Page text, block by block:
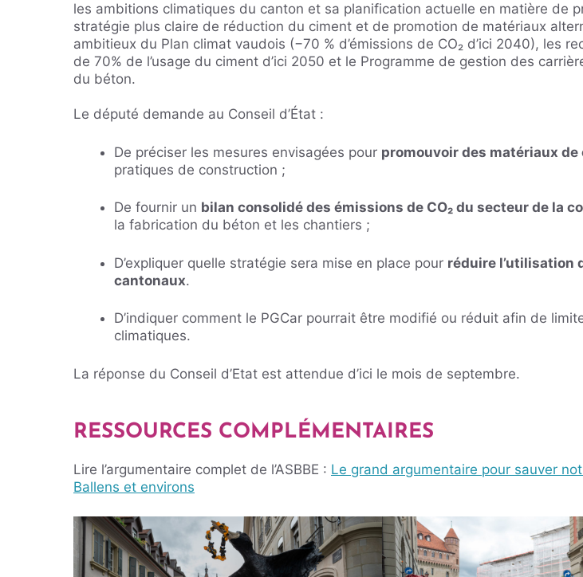
les ambitions climatiques du canton et sa planification actuelle en matière de
stratégie plus claire de réduction du ciment et de promotion de matériaux
ambitieux du Plan climat vaudois (−70 % d’émissions de CO₂ d’ici 2040), les
de 70% de l’usage du ciment d’ici 2050 et le Programme de gestion des
du béton.
Le député demande au Conseil d’État :
De préciser les mesures envisagées pour promouvoir des matériaux
pratiques de construction ;
De fournir un bilan consolidé des émissions de CO₂ du secteur de la
la fabrication du béton et les chantiers ;
D’expliquer quelle stratégie sera mise en place pour réduire l’utilisation
cantonaux.
D’indiquer comment le PGCar pourrait être modifié ou réduit afin de
climatiques.
La réponse du Conseil d’Etat est attendue d’ici le mois de septembre.
RESSOURCES COMPLÉMENTAIRES
Lire l’argumentaire complet de l’ASBBE : Le grand argumentaire pour sauver
Ballens et environs